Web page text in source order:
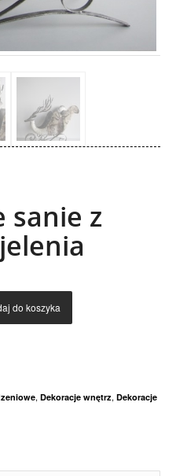
sanie z
do koszyka
, Dekoracje wnętrz, Dekoracje